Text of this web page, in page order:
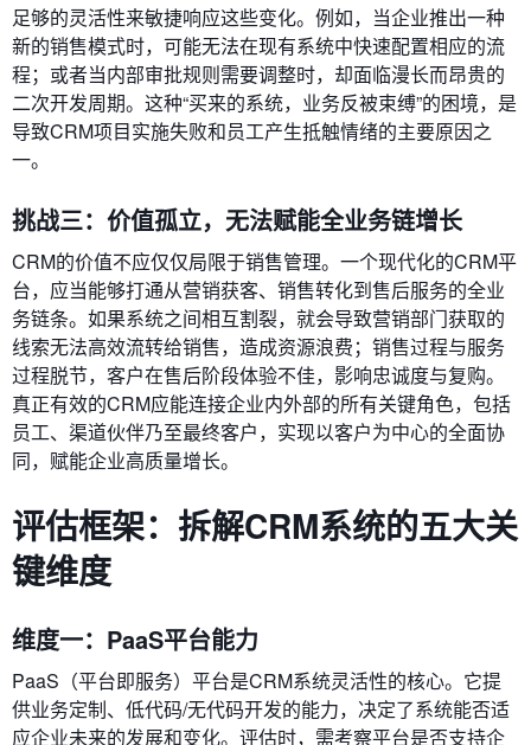
足够的灵活性来敏捷响应这些变化。例如，当企业推出一种
新的销售模式时，可能无法在现有系统中快速配置相应的流
程；或者当内部审批规则需要调整时，却面临漫长而昂贵的
二次开发周期。这种“买来的系统，业务反被束缚”的困境，是
导致CRM项目实施失败和员工产生抵触情绪的主要原因之
一。
挑战三：价值孤立，无法赋能全业务链增长
CRM的价值不应仅仅局限于销售管理。一个现代化的CRM平
台，应当能够打通从营销获客、销售转化到售后服务的全业
务链条。如果系统之间相互割裂，就会导致营销部门获取的
线索无法高效流转给销售，造成资源浪费；销售过程与服务
过程脱节，客户在售后阶段体验不佳，影响忠诚度与复购。
真正有效的CRM应能连接企业内外部的所有关键角色，包括
员工、渠道伙伴乃至最终客户，实现以客户为中心的全面协
同，赋能企业高质量增长。
评估框架：拆解CRM系统的五大关
键维度
维度一：PaaS平台能力
PaaS（平台即服务）平台是CRM系统灵活性的核心。它提
供业务定制、低代码/无代码开发的能力，决定了系统能否适
应企业未来的发展和变化。评估时，需考察平台是否支持企